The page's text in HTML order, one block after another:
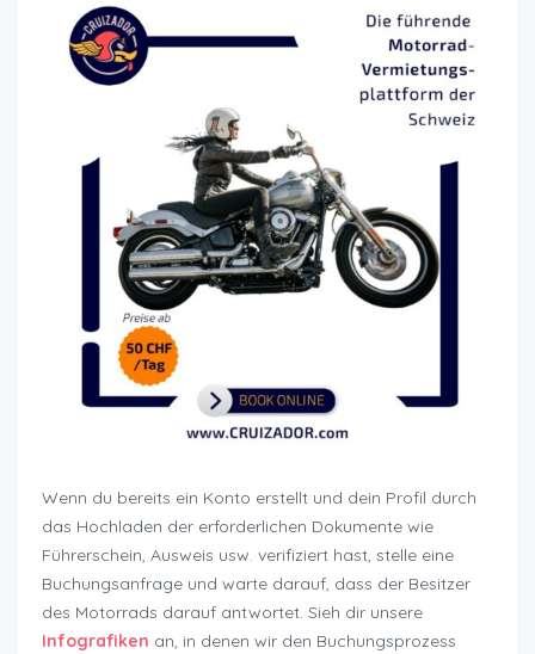
Wenn du bereits ein Konto erstellt und dein Profil durch
das Hochladen der erforderlichen Dokumente wie
Führerschein, Ausweis usw. verifiziert hast, stelle eine
Buchungsanfrage und warte darauf, dass der Besitzer
des Motorrads darauf antwortet. Sieh dir unsere
Infografiken an, in denen wir den Buchungsprozess